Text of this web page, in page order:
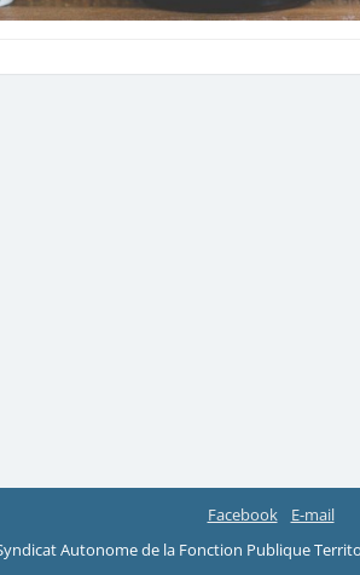
Facebook
E-mail
Syndicat Autonome de la Fonction Publique